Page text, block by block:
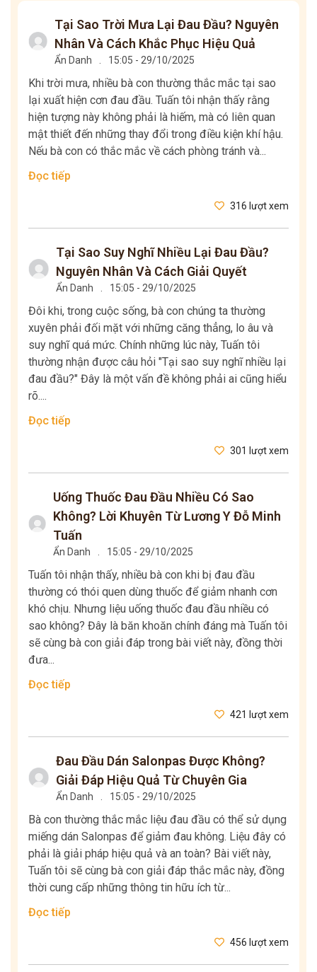
Tại Sao Trời Mưa Lại Đau Đầu? Nguyên
Nhân Và Cách Khắc Phục Hiệu Quả
Ẩn Danh 15:05 - 29/10/2025
Khi trời mưa, nhiều bà con thường thắc mắc tại sao
lại xuất hiện cơn đau đầu. Tuấn tôi nhận thấy rằng
hiện tượng này không phải là hiếm, mà có liên quan
mật thiết đến những thay đổi trong điều kiện khí hậu.
Nếu bà con có thắc mắc về cách phòng tránh và...
Đọc tiếp
316 lượt xem
Tại Sao Suy Nghĩ Nhiều Lại Đau Đầu?
Nguyên Nhân Và Cách Giải Quyết
Ẩn Danh 15:05 - 29/10/2025
Đôi khi, trong cuộc sống, bà con chúng ta thường
xuyên phải đối mặt với những căng thẳng, lo âu và
suy nghĩ quá mức. Chính những lúc này, Tuấn tôi
thường nhận được câu hỏi "Tại sao suy nghĩ nhiều lại
đau đầu?" Đây là một vấn đề không phải ai cũng hiểu
rõ....
Đọc tiếp
301 lượt xem
Uống Thuốc Đau Đầu Nhiều Có Sao
Không? Lời Khuyên Từ Lương Y Đỗ Minh
Tuấn
Ẩn Danh 15:05 - 29/10/2025
Tuấn tôi nhận thấy, nhiều bà con khi bị đau đầu
thường có thói quen dùng thuốc để giảm nhanh cơn
khó chịu. Nhưng liệu uống thuốc đau đầu nhiều có
sao không? Đây là băn khoăn chính đáng mà Tuấn tôi
sẽ cùng bà con giải đáp trong bài viết này, đồng thời
đưa...
Đọc tiếp
421 lượt xem
Đau Đầu Dán Salonpas Được Không?
Giải Đáp Hiệu Quả Từ Chuyên Gia
Ẩn Danh 15:05 - 29/10/2025
Bà con thường thắc mắc liệu đau đầu có thể sử dụng
miếng dán Salonpas để giảm đau không. Liệu đây có
phải là giải pháp hiệu quả và an toàn? Bài viết này,
Tuấn tôi sẽ cùng bà con giải đáp thắc mắc này, đồng
thời cung cấp những thông tin hữu ích từ...
Đọc tiếp
456 lượt xem